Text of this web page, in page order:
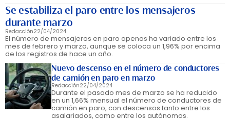
Se estabiliza el paro entre los mensajeros
durante marzo
Redacción22/04/2024
El número de mensajeros en paro apenas ha variado entre los
mes de febrero y marzo, aunque se coloca un 1,96% por encima
de los registros de hace un año.
Nuevo descenso en el número de conductores
de camión en paro en marzo
Redacción22/04/2024
Durante el pasado mes de marzo se ha reducido
en un 1,66% mensual el número de conductores de
camión en paro, con descensos tanto entre los
asalariados, como entre los autónomos.